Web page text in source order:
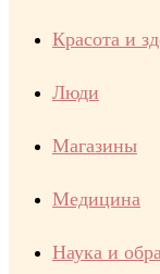
Красота и
Люди
Магазины
Медицина
Наука и